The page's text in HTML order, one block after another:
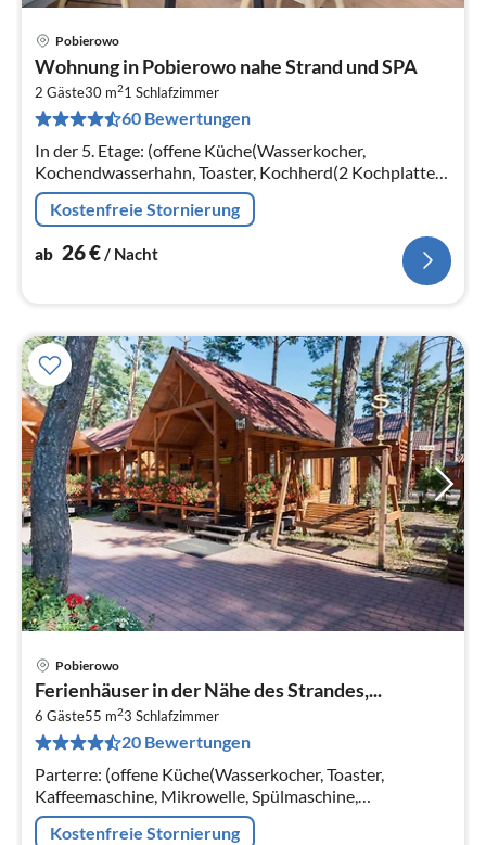
Pobierowo
Wohnung in Pobierowo nahe Strand und SPA
2 Gäste30 m21 Schlafzimmer
60 Bewertungen
In der 5. Etage: (offene Küche(Wasserkocher,
Kochendwasserhahn, Toaster, Kochherd(2 Kochplatten,
elektrisch), Espressomaschine, Spülmaschine,
Kühl-/Gefrierkombination)
Kostenfreie Stornierung
ab 26€/ Nacht
Pobierowo
Ferienhäuser in der Nähe des Strandes,...
6 Gäste55 m23 Schlafzimmer
20 Bewertungen
Parterre: (offene Küche(Wasserkocher, Toaster,
Kaffeemaschine, Mikrowelle, Spülmaschine,
Kühl-/Gefrierkombination)
Kostenfreie Stornierung